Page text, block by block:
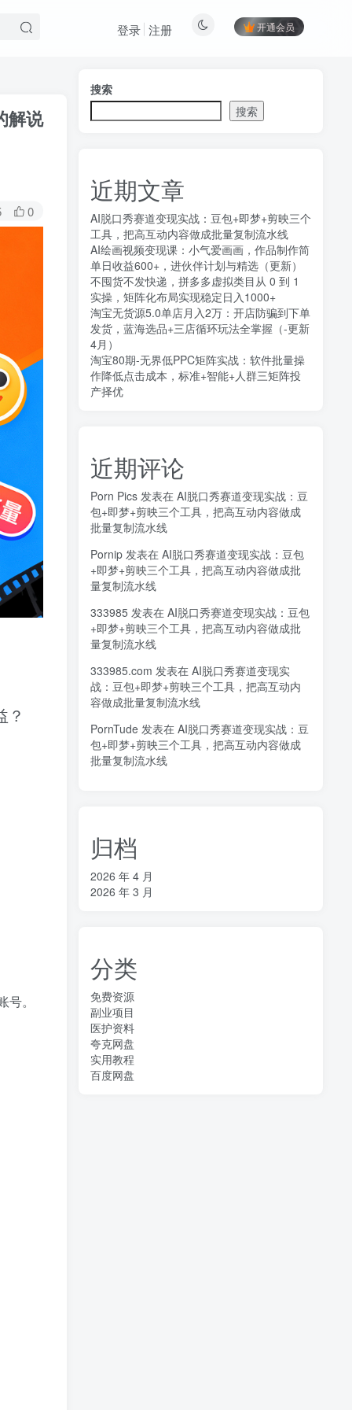
开通会员
登录 注册
解说
0
？
。
搜索
搜索
近期文章
AI脱口秀赛道变现实战：豆包+即梦+剪映三个
工具，把高互动内容做成批量复制流水线
AI绘画视频变现课：小气爱画画，作品制作简
单日收益600+，进伙伴计划与精选（更新）
不囤货不发快递，拼多多虚拟类目从 0 到 1
实操，矩阵化布局实现稳定日入1000+
淘宝无货源5.0单店月入2万：开店防骗到下单
发货，蓝海选品+三店循环玩法全掌握（-更新
4月）
淘宝80期-无界低PPC矩阵实战：软件批量操
作降低点击成本，标准+智能+人群三矩阵投
产择优
近期评论
Porn Pics 发表在 AI脱口秀赛道变现实战：豆
包+即梦+剪映三个工具，把高互动内容做成
批量复制流水线
Pornip 发表在 AI脱口秀赛道变现实战：豆包
+即梦+剪映三个工具，把高互动内容做成批
量复制流水线
333985 发表在 AI脱口秀赛道变现实战：豆包
+即梦+剪映三个工具，把高互动内容做成批
量复制流水线
333985.com 发表在 AI脱口秀赛道变现实
战：豆包+即梦+剪映三个工具，把高互动内
容做成批量复制流水线
PornTude 发表在 AI脱口秀赛道变现实战：豆
包+即梦+剪映三个工具，把高互动内容做成
批量复制流水线
归档
2026 年 4 月
2026 年 3 月
分类
免费资源
副业项目
医护资料
夸克网盘
实用教程
百度网盘